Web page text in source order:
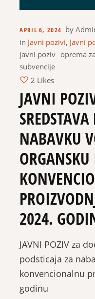
APRIL 6, 2024 by
in Javni pozivi, Javni
javni poziv oprema
subvencije
2 Likes
JAVNI
NABAVKU
ORGANSKU
2024.
JAVNI POZIV za
podsticaja za
konvencionalnu
godinu